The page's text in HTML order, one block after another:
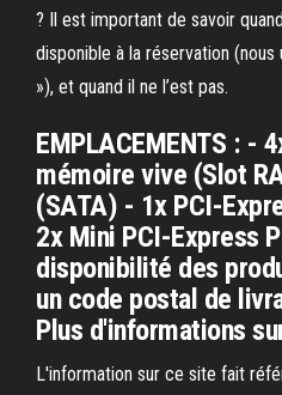
? Il est important de savoir
disponible à la réservation
»), et quand il ne l’est pas.
EMPLACEMENTS : -
mémoire vive (Slot
(SATA) - 1x PCI-
2x Mini PCI-Express
disponibilité des
un code postal de
Plus d'informations
L'information sur ce site fait